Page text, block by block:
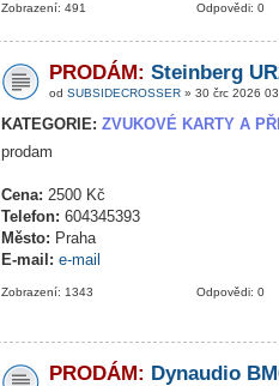
Odpovědi: 0
Zobrazení: 491
PRODÁM: Steinberg
od SUBSIDECROSSER » 30 črc 2026
KATEGORIE: ZVUKOVÉ KARTY A
prodam
Cena: 2500 Kč
Telefon: 604345393
Město: Praha
E-mail: e-mail
Odpovědi: 0
Zobrazení: 1343
PRODÁM: Dynaudio